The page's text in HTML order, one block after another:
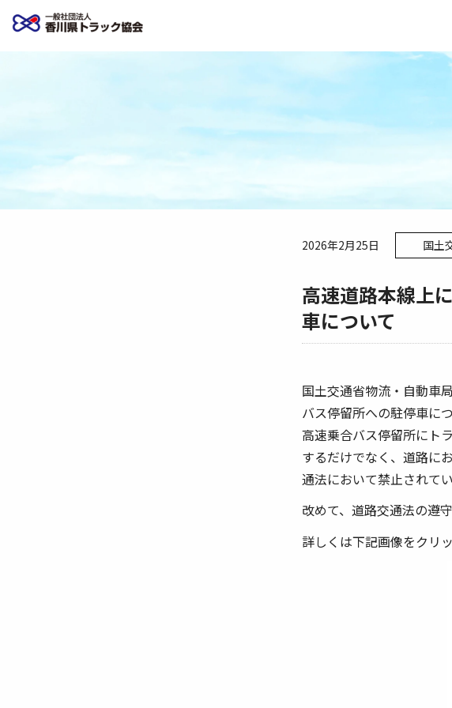
2026年2月25日 国土
高速道路本線上
車について
国土交通省物流・自動車
バス停留所への駐停車に
高速乗合バス停留所にト
するだけでなく、道路に
通法において禁止されてい
改めて、道路交通法の遵
詳しくは下記画像をクリ